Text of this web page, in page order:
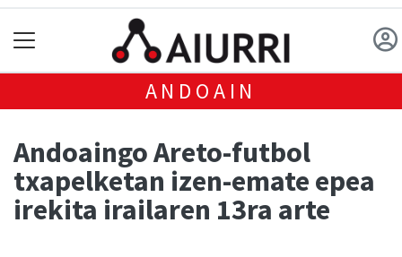
ANDOAIN
Andoaingo Areto-futbol
txapelketan izen-emate epea
irekita irailaren 13ra arte